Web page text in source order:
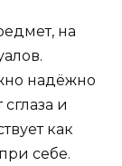
на
надёжно
и
как
себе.